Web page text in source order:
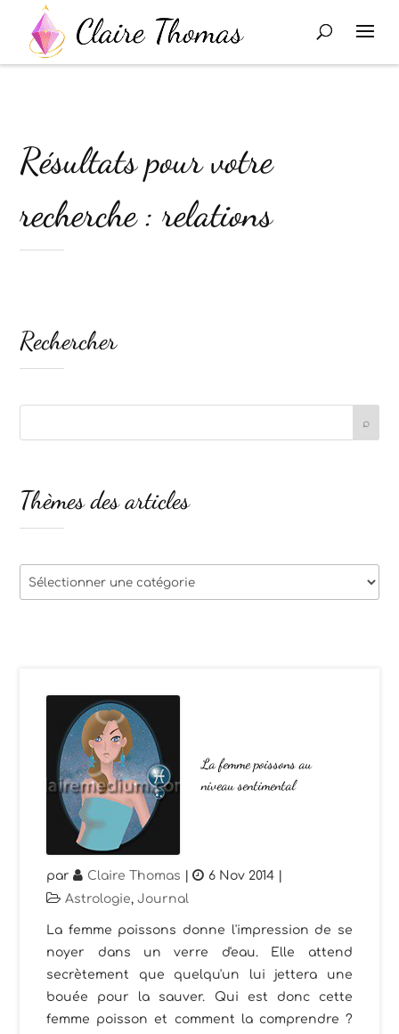
Résultats pour votre
recherche : relations
La femme poissons au
niveau sentimental
par Claire Thomas | 6 Nov 2014
Astrologie,Journal
La femme poissons donne l'impression de se
noyer dans un verre d'eau. Elle attend
secrètement que quelqu'un lui jettera une
bouée pour la sauver. Qui est donc cette
femme poisson et comment la comprendre ?
Rechercher
Thèmes des articles
Thèmes
des